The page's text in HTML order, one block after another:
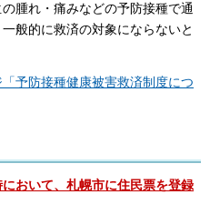
腫れ・痛みなどの予防接種で通
般的に救済の対象にならないと
予防接種健康被害救済制度につ
おいて、札幌市に住民票を登録